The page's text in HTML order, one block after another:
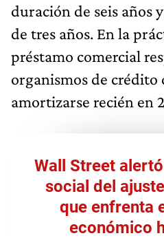
duración de seis años
de tres años. En la
préstamo comercial
organismos de crédito
amortizarse recién en
Wall Street
social del
que enfrenta
económico